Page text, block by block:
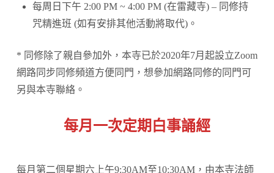
每周日下午 2:00 PM ~ 4:00 PM (在雷藏寺) – 同修持
咒精進班 (如有安排其他活動將取代)。
* 同修除了親自參加外，本寺已於2020年7月起設立Zoom
網路同步同修頻道方便同門，想參加網路同修的同門可
另與本寺聯絡。
每月 一次定期白事誦經
每月第二個星期六上午9:30AM至10:30AM，由本寺法師